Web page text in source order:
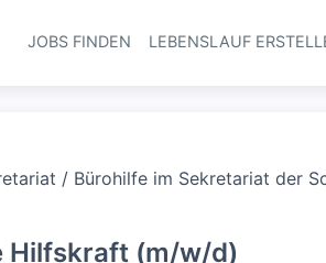
JOBS FINDEN LEBENSLAUF
/ Bürohilfe im Sekretariat der
Hilfskraft (m/w/d)